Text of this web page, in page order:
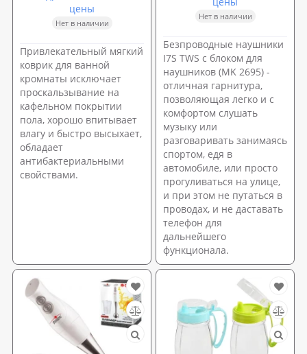
цены
Нет в наличии
Привлекательный мягкий
коврик для ванной
кромнаты исключает
проскальзывание на
кафельном покрытии
пола, хорошо впитывает
влагу и быстро высыхает,
обладает
антибактериальными
свойствами.
Нет в наличии
Безпроводные наушники
I7S TWS с блоком для
наушников (MK 2695) -
отличная гарнитура,
позволяющая легко и с
комфортом слушать
музыку или
разговаривать занимаясь
спортом, едя в
автомобиле, или просто
прогуливаться на улице,
и при этом не путаться в
проводах, и не даставать
телефон для
дальнейшего
функционала.